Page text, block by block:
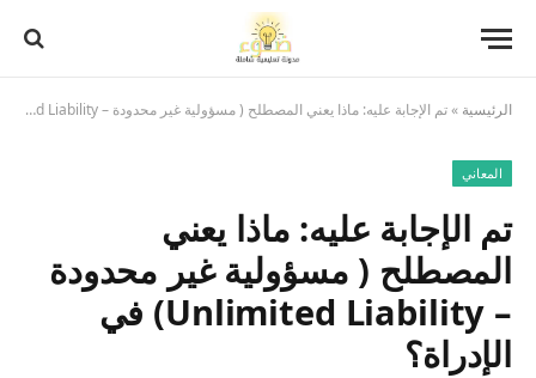
الرئيسية »تم الإجابة عليه: ماذا يعني المصطلح ( مسؤولية غير محدودة – Unlimited Liability) في الإدراة؟
المعاني
تم الإجابة عليه: ماذا يعني
المصطلح ( مسؤولية غير محدودة
– Unlimited Liability) في
الإدراة؟